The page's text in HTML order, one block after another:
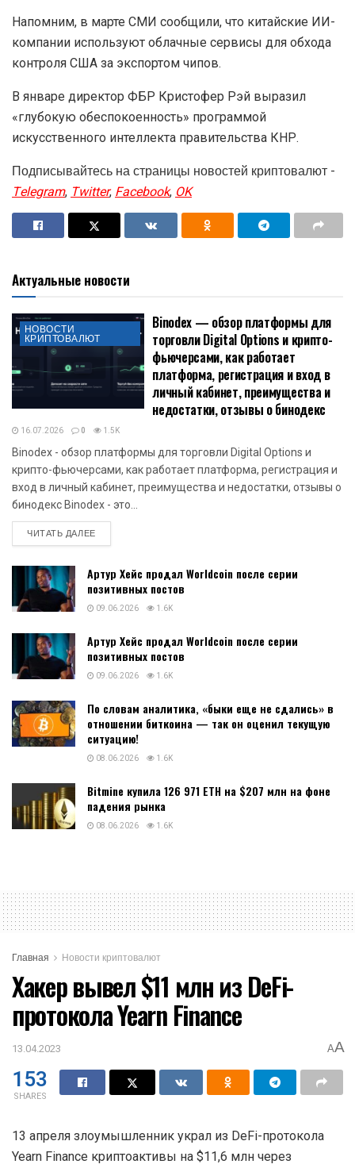
Напомним, в марте СМИ сообщили, что китайские ИИ-
компании используют облачные сервисы для обхода
контроля США за экспортом чипов.
В январе директор ФБР Кристофер Рэй выразил
«глубокую обеспокоенность» программой
искусственного интеллекта правительства КНР.
Подписывайтесь на страницы новостей криптовалют -
Telegram, Twitter, Facebook, OK
Актуальные новости
НОВОСТИ
КРИПТОВАЛЮТ
Binodex — обзор платформы для
торговли Digital Options и крипто-
фьючерсами, как работает
платформа, регистрация и вход в
личный кабинет, преимущества и
недостатки, отзывы о бинодекс
16.07.2026 0 1.5K
Binodex - обзор платформы для торговли Digital Options и
крипто-фьючерсами, как работает платформа, регистрация и
вход в личный кабинет, преимущества и недостатки, отзывы о
бинодекс Binodex - это...
ЧИТАТЬ ДАЛЕЕDETAILS
Артур Хейс продал Worldcoin после серии
позитивных постов
09.06.2026 1.6K
Артур Хейс продал Worldcoin после серии
позитивных постов
09.06.2026 1.6K
По словам аналитика, «быки еще не сдались» в
отношении биткоина — так он оценил текущую
ситуацию!
08.06.2026 1.6K
Bitmine купила 126 971 ETH на $207 млн на фоне
падения рынка
08.06.2026 1.6K
Главная Новости криптовалют
Хакер вывел $11 млн из DeFi-
протокола Yearn Finance
13.04.2023 AA
153
SHARES
13 апреля злоумышленник украл из DeFi-протокола
Yearn Finance криптоактивы на $11,6 млн через